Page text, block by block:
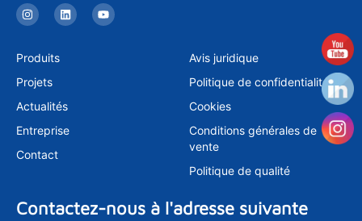
I
n
s
a
g
a
L
i
n
Y
o
u
Produits
Projets
Actualités
Entreprise
Contact
Avis juridique
Politique de confidentialité
Cookies
Conditions générales de
vente
Politique de qualité
Contactez-nous à l'adresse suivante